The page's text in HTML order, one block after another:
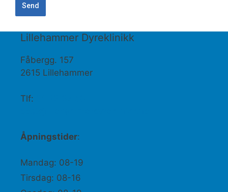
Send
Lillehammer Dyreklinikk
Fåbergg. 157
2615 Lillehammer
Tlf:
Åpningstider:
Mandag: 08-19
Tirsdag: 08-16